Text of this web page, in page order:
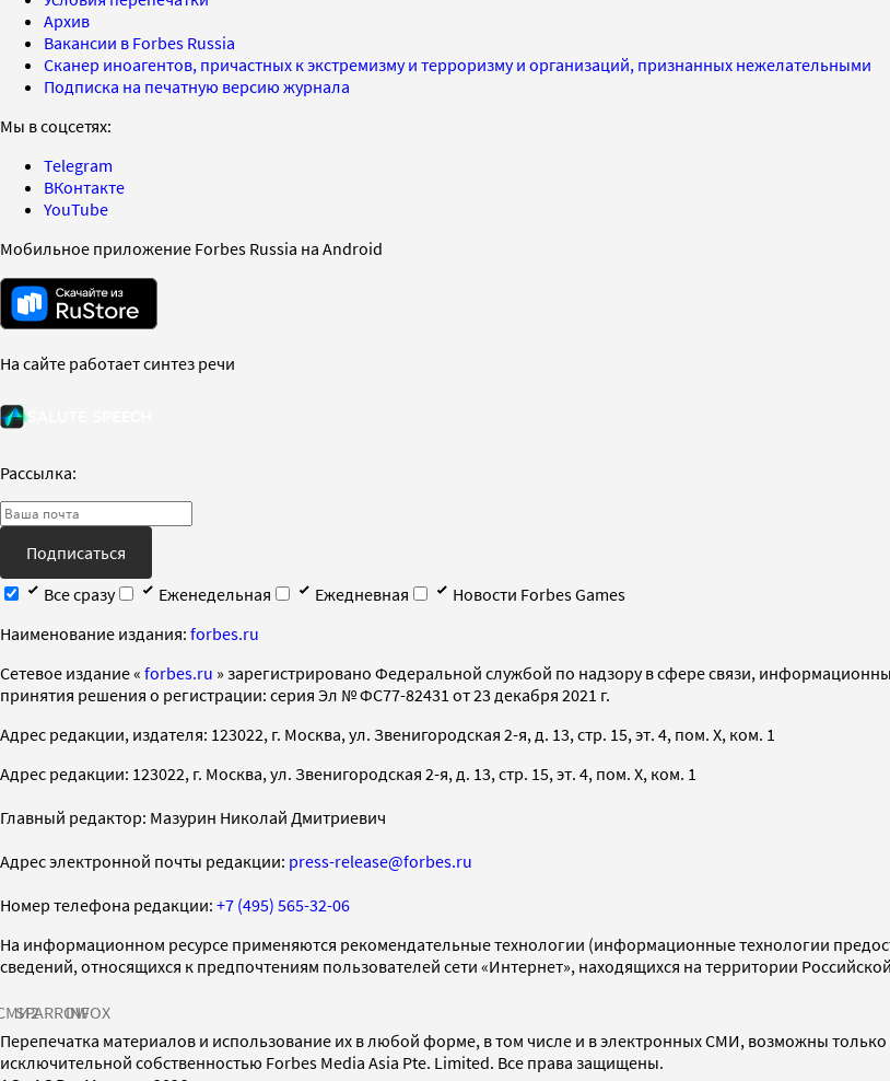
Архив
Вакансии в Forbes Russia
Сканер иноагентов, причастных к экстремизму и терроризму и организаций, признанных нежелательными
Подписка на печатную версию журнала
Мы в соцсетях:
Telegram
ВКонтакте
YouTube
Мобильное приложение Forbes Russia на Android
На сайте работает синтез речи
Рассылка:
Подписаться
Все сразу
Еженедельная Ежедневная
Новости Forbes Games
Наименование издания: forbes.ru
Cетевое издание « forbes.ru » зарегистрировано Федеральной службой по надзору в сфере связи,
принятия решения о регистрации: серия Эл № ФС77-82431 от 23 декабря 2021 г.
Адрес редакции, издателя: 123022, г. Москва, ул. Звенигородская 2-я, д. 13, стр. 15, эт. 4, пом. X, ком. 1
Адрес редакции: 123022, г. Москва, ул. Звенигородская 2-я, д. 13, стр. 15, эт. 4, пом. X, ком. 1
Главный редактор: Мазурин Николай Дмитриевич
Адрес электронной почты редакции: press-release@forbes.ru
Номер телефона редакции: +7 (495) 565-32-06
На информационном ресурсе применяются рекомендательные технологии (информационные технологии
сведений, относящихся к предпочтениям пользователей сети «Интернет», находящихся на территории
SPARROWINFOX
Перепечатка материалов и использование их в любой форме, в том числе и в электронных СМИ, возможны
исключительной собственностью Forbes Media Asia Pte. Limited. Все права защищены.